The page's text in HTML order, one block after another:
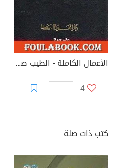
الأعمال الكاملة - الطيب صالح
4
كتب ذات صلة